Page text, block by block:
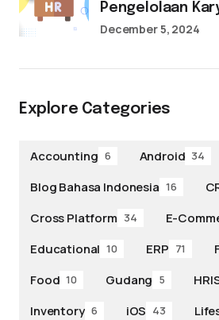
Pengelolaan
December 5, 2024
Explore Categories
Accounting 6 Android 34
Blog Bahasa Indonesia 16
Cross Platform 34 E-
Educational 10 ERP 71
Food 10 Gudang 5
Inventory 6 iOS 43